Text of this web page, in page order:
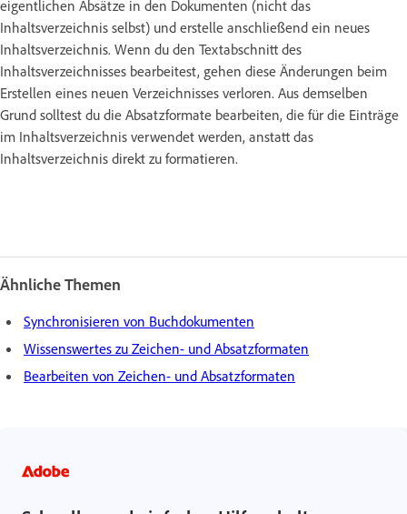
eigentlichen Absätze in den Dokumenten (nicht das
Inhaltsverzeichnis selbst) und erstelle anschließend ein neues
Inhaltsverzeichnis. Wenn du den Textabschnitt des
Inhaltsverzeichnisses bearbeitest, gehen diese Änderungen beim
Erstellen eines neuen Verzeichnisses verloren. Aus demselben
Grund solltest du die Absatzformate bearbeiten, die für die Einträge
im Inhaltsverzeichnis verwendet werden, anstatt das
Inhaltsverzeichnis direkt zu formatieren.
Ähnliche Themen
Synchronisieren von Buchdokumenten
Wissenswertes zu Zeichen- und Absatzformaten
Bearbeiten von Zeichen- und Absatzformaten